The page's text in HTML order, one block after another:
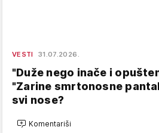
VESTI 31.07.2026.
"Duže nego inače i
"Zarine smrtonosne
svi nose?
Komentariši